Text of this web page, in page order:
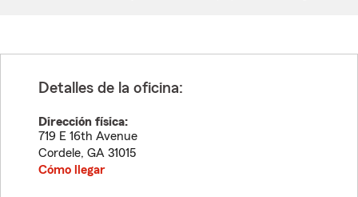
Detalles de la oficina:
Dirección física:
719 E 16th Avenue
Cordele, GA 31015
Cómo llegar